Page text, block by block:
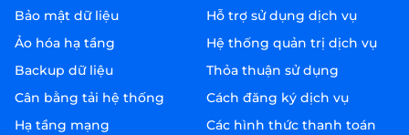
Bảo mật dữ liệu
Ảo hóa hạ tầng
Backup dữ liệu
Cân bằng tải hệ thống
Hạ tầng mạng
Hỗ trợ sử dụng dịch vụ
Hệ thống quản trị dịch vụ
Thỏa thuận sử dụng
Cách đăng ký dịch vụ
Các hình thức thanh toán